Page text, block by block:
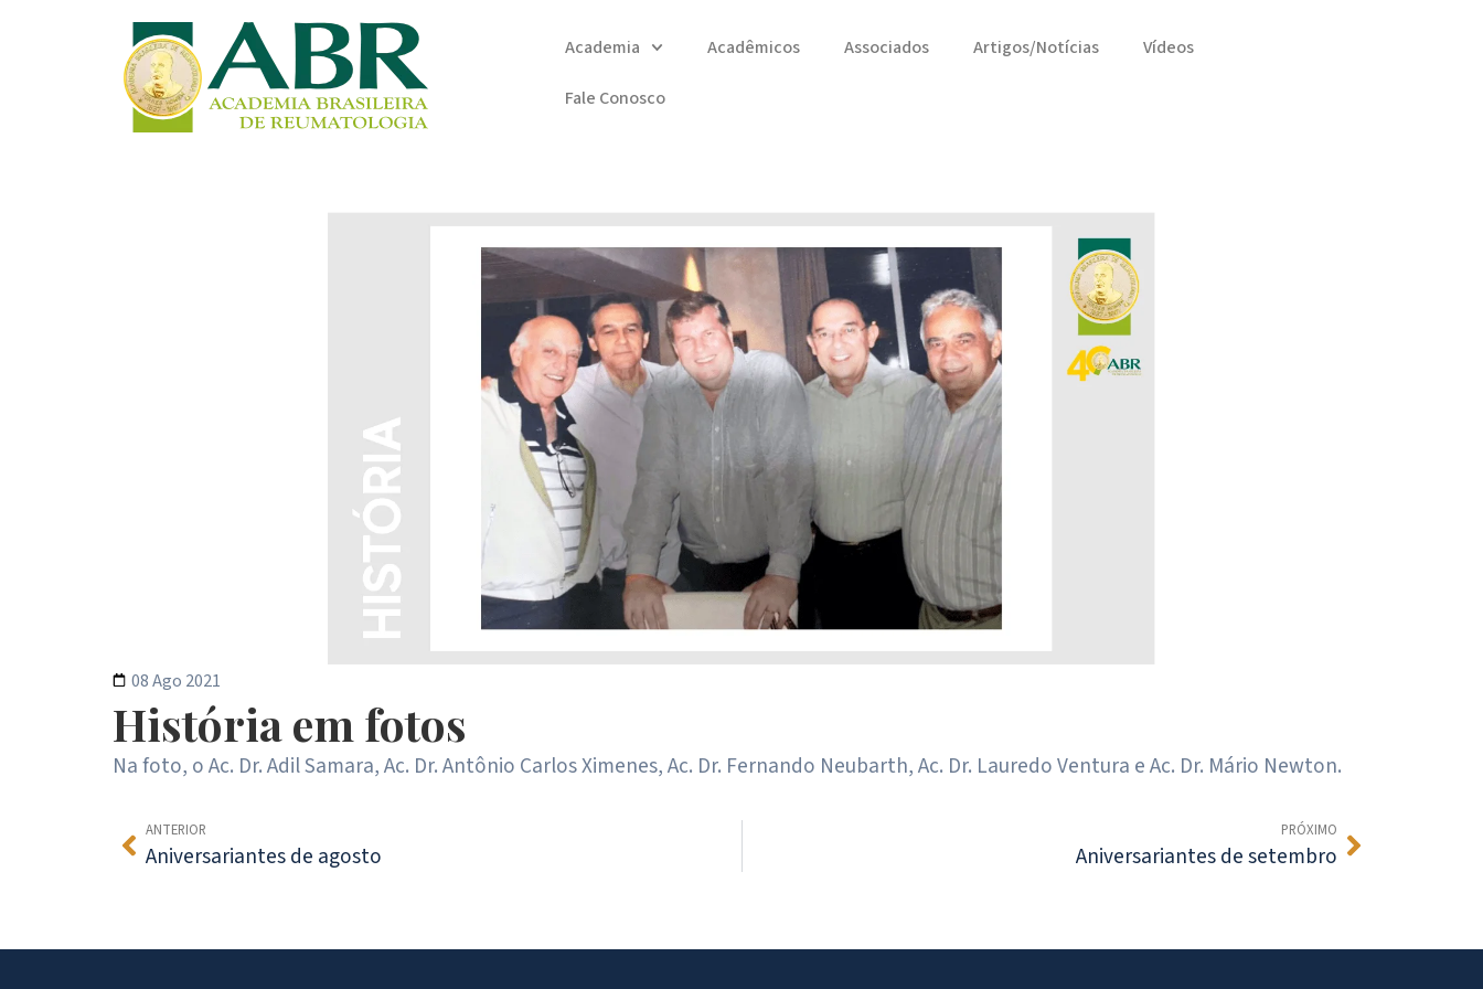
Academia Acadêmicos Associados Artigos/Notícias Vídeos
Fale Conosco
08 Ago 2021
História em fotos
Na foto, o Ac. Dr. Adil Samara, Ac. Dr. Antônio Carlos Ximenes, Ac. Dr. Fernando Neubarth, Ac. Dr. Lauredo Ventura e Ac. Dr. Mário Newton.
ANTERIOR
Aniversariantes de agosto
PRÓXIMO
Aniversariantes de setembro